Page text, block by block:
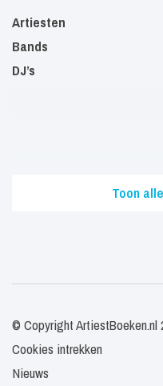
Artiesten
Bands
DJ’s
Toon
© Copyright ArtiestBoeken.nl
Cookies intrekken
Nieuws